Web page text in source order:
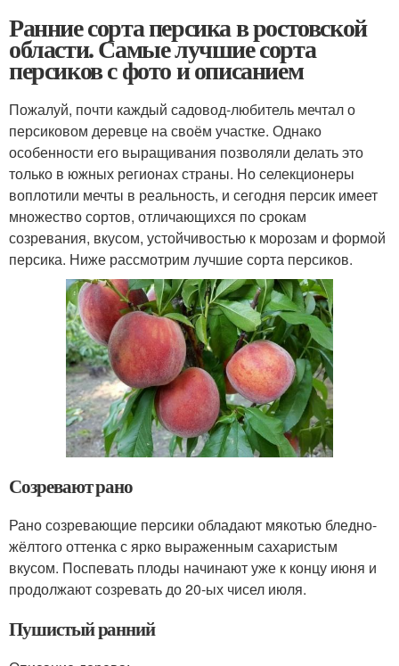
Ранние сорта персика в ростовской
области. Самые лучшие сорта
персиков с фото и описанием
Пожалуй, почти каждый садовод-любитель мечтал о
персиковом деревце на своём участке. Однако
особенности его выращивания позволяли делать это
только в южных регионах страны. Но селекционеры
воплотили мечты в реальность, и сегодня персик имеет
множество сортов, отличающихся по срокам
созревания, вкусом, устойчивостью к морозам и формой
персика. Ниже рассмотрим лучшие сорта персиков.
Созревают рано
Рано созревающие персики обладают мякотью бледно-
жёлтого оттенка с ярко выраженным сахаристым
вкусом. Поспевать плоды начинают уже к концу июня и
продолжают созревать до 20-ых чисел июля.
Пушистый ранний